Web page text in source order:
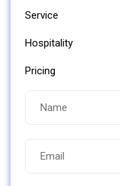
Service
Hospitality
Pricing